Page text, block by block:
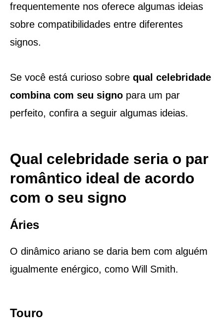
frequentemente nos oferece algumas ideias
sobre compatibilidades entre diferentes
signos.
Se você está curioso sobre qual celebridade
combina com seu signopara um par
perfeito, confira a seguir algumas ideias.
Qual celebridade seria o par
romântico ideal de acordo
com o seu signo
Áries
O dinâmico ariano se daria bem com alguém
igualmente enérgico, como Will Smith.
Touro